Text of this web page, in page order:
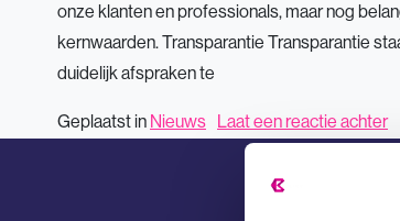
onze klanten en professionals, maar nog
kernwaarden. Transparantie Transparantie
duidelijk afspraken te
Geplaatst in Nieuws Laat een reactie achter